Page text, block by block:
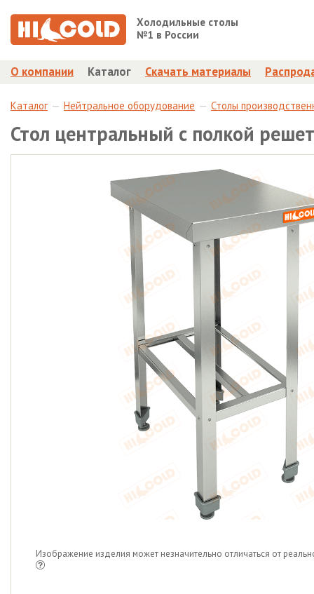
Холодильные столы
№1 в России
О компании Каталог Скачать материалы
Каталог Нейтральное оборудование Столы
Стол центральный с полкой
Изображение изделия может незначительно отличаться от